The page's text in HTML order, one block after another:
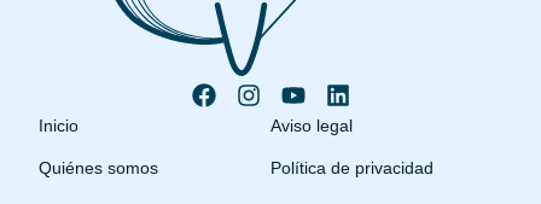
Inicio
Quiénes somos
Aviso legal
Política de privacidad